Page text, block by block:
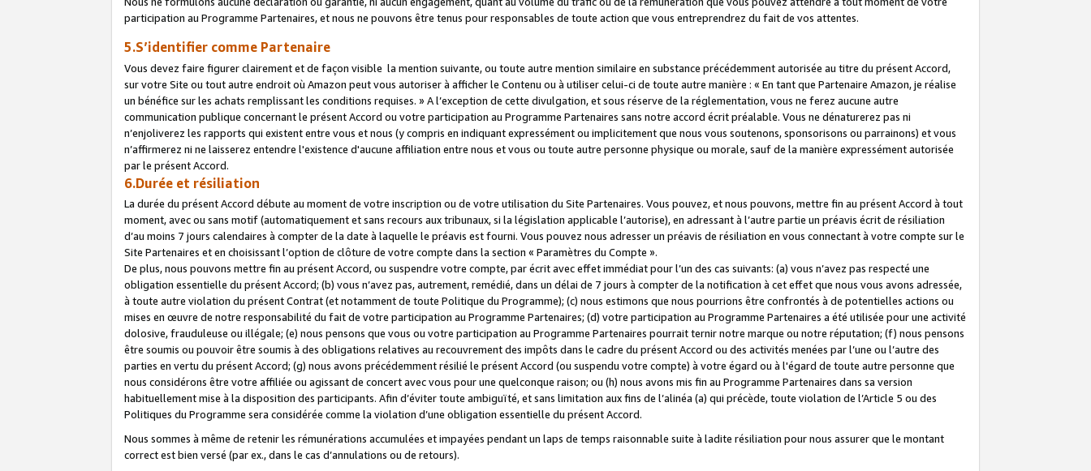
participation au Programme Partenaires, et nous ne pouvons être tenus pour responsables de toute action que vous entreprendrez du fait de vos attentes.
5.S’identifier comme Partenaire
Vous devez faire figurer clairement et de façon visible la mention suivante, ou toute autre mention similaire en substance précédemment autorisée au titre du présent Accord,
sur votre Site ou tout autre endroit où Amazon peut vous autoriser à afficher le Contenu ou à utiliser celui-ci de toute autre manière : « En tant que Partenaire Amazon, je réalise
un bénéfice sur les achats remplissant les conditions requises. » A l’exception de cette divulgation, et sous réserve de la réglementation, vous ne ferez aucune autre
communication publique concernant le présent Accord ou votre participation au Programme Partenaires sans notre accord écrit préalable. Vous ne dénaturerez pas ni
n’enjoliverez les rapports qui existent entre vous et nous (y compris en indiquant expressément ou implicitement que nous vous soutenons, sponsorisons ou parrainons) et vous
n’affirmerez ni ne laisserez entendre l'existence d'aucune affiliation entre nous et vous ou toute autre personne physique ou morale, sauf de la manière expressément autorisée
par le présent Accord.
6.Durée et résiliation
La durée du présent Accord débute au moment de votre inscription ou de votre utilisation du Site Partenaires. Vous pouvez, et nous pouvons, mettre fin au présent Accord à tout
moment, avec ou sans motif (automatiquement et sans recours aux tribunaux, si la législation applicable l’autorise), en adressant à l’autre partie un préavis écrit de résiliation
d’au moins 7 jours calendaires à compter de la date à laquelle le préavis est fourni. Vous pouvez nous adresser un préavis de résiliation en vous connectant à votre compte sur le
Site Partenaires et en choisissant l’option de clôture de votre compte dans la section « Paramètres du Compte ».
De plus, nous pouvons mettre fin au présent Accord, ou suspendre votre compte, par écrit avec effet immédiat pour l’un des cas suivants: (a) vous n’avez pas respecté une
obligation essentielle du présent Accord; (b) vous n’avez pas, autrement, remédié, dans un délai de 7 jours à compter de la notification à cet effet que nous vous avons adressée,
à toute autre violation du présent Contrat (et notamment de toute Politique du Programme); (c) nous estimons que nous pourrions être confrontés à de potentielles actions ou
mises en œuvre de notre responsabilité du fait de votre participation au Programme Partenaires; (d) votre participation au Programme Partenaires a été utilisée pour une activité
dolosive, frauduleuse ou illégale; (e) nous pensons que vous ou votre participation au Programme Partenaires pourrait ternir notre marque ou notre réputation; (f) nous pensons
être soumis ou pouvoir être soumis à des obligations relatives au recouvrement des impôts dans le cadre du présent Accord ou des activités menées par l’une ou l’autre des
parties en vertu du présent Accord; (g) nous avons précédemment résilié le présent Accord (ou suspendu votre compte) à votre égard ou à l'égard de toute autre personne que
nous considérons être votre affiliée ou agissant de concert avec vous pour une quelconque raison; ou (h) nous avons mis fin au Programme Partenaires dans sa version
habituellement mise à la disposition des participants. Afin d’éviter toute ambiguïté, et sans limitation aux fins de l’alinéa (a) qui précède, toute violation de l’Article 5 ou des
Politiques du Programme sera considérée comme la violation d’une obligation essentielle du présent Accord.
Nous sommes à même de retenir les rémunérations accumulées et impayées pendant un laps de temps raisonnable suite à ladite résiliation pour nous assurer que le montant
correct est bien versé (par ex., dans le cas d’annulations ou de retours).